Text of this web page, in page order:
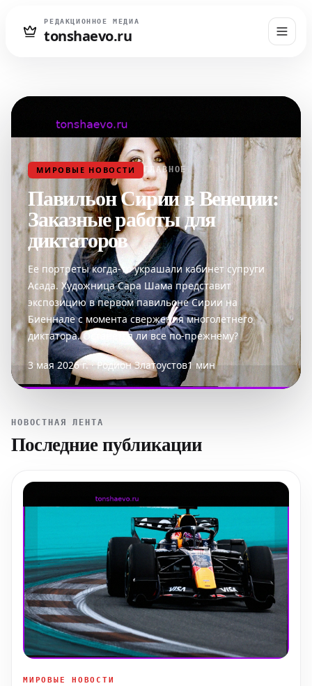
РЕДАКЦИОННОЕ МЕДИА
tonshaevo.ru
МИРОВЫЕ НОВОСТИ ГЛАВНОЕ
Павильон Сирии в Венеции:
Заказные работы для
диктаторов
Ее портреты когда-то украшали кабинет супруги
Асада. Художница Сара Шама представит
экспозицию в первом павильоне Сирии на
Биеннале с момента свержения многолетнего
диктатора. Останется ли все по-прежнему?
3 мая 2026 г. · Родион Златоустов1 мин
НОВОСТНАЯ ЛЕНТА
Последние публикации
МИРОВЫЕ НОВОСТИ